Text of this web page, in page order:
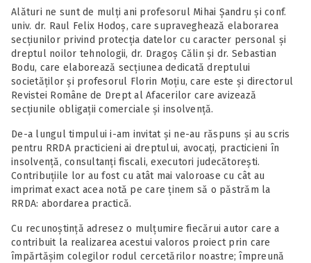
Alături ne sunt de mulți ani profesorul Mihai Șandru și conf.
univ. dr. Raul Felix Hodoș, care supraveghează elaborarea
secțiunilor privind protecția datelor cu caracter personal și
dreptul noilor tehnologii, dr. Dragoș Călin și dr. Sebastian
Bodu, care elaborează secțiunea dedicată dreptului
societăților și profesorul Florin Moțiu, care este și directorul
Revistei Române de Drept al Afacerilor care avizează
secțiunile obligații comerciale și insolvență.
De-a lungul timpului i-am invitat și ne-au răspuns și au scris
pentru RRDA practicieni ai dreptului, avocați, practicieni în
insolvență, consultanți fiscali, executori judecătorești.
Contribuțiile lor au fost cu atât mai valoroase cu cât au
imprimat exact acea notă pe care ținem să o păstrăm la
RRDA: abordarea practică.
Cu recunoștință adresez o mulțumire fiecărui autor care a
contribuit la realizarea acestui valoros proiect prin care
împărtășim colegilor rodul cercetărilor noastre; împreună